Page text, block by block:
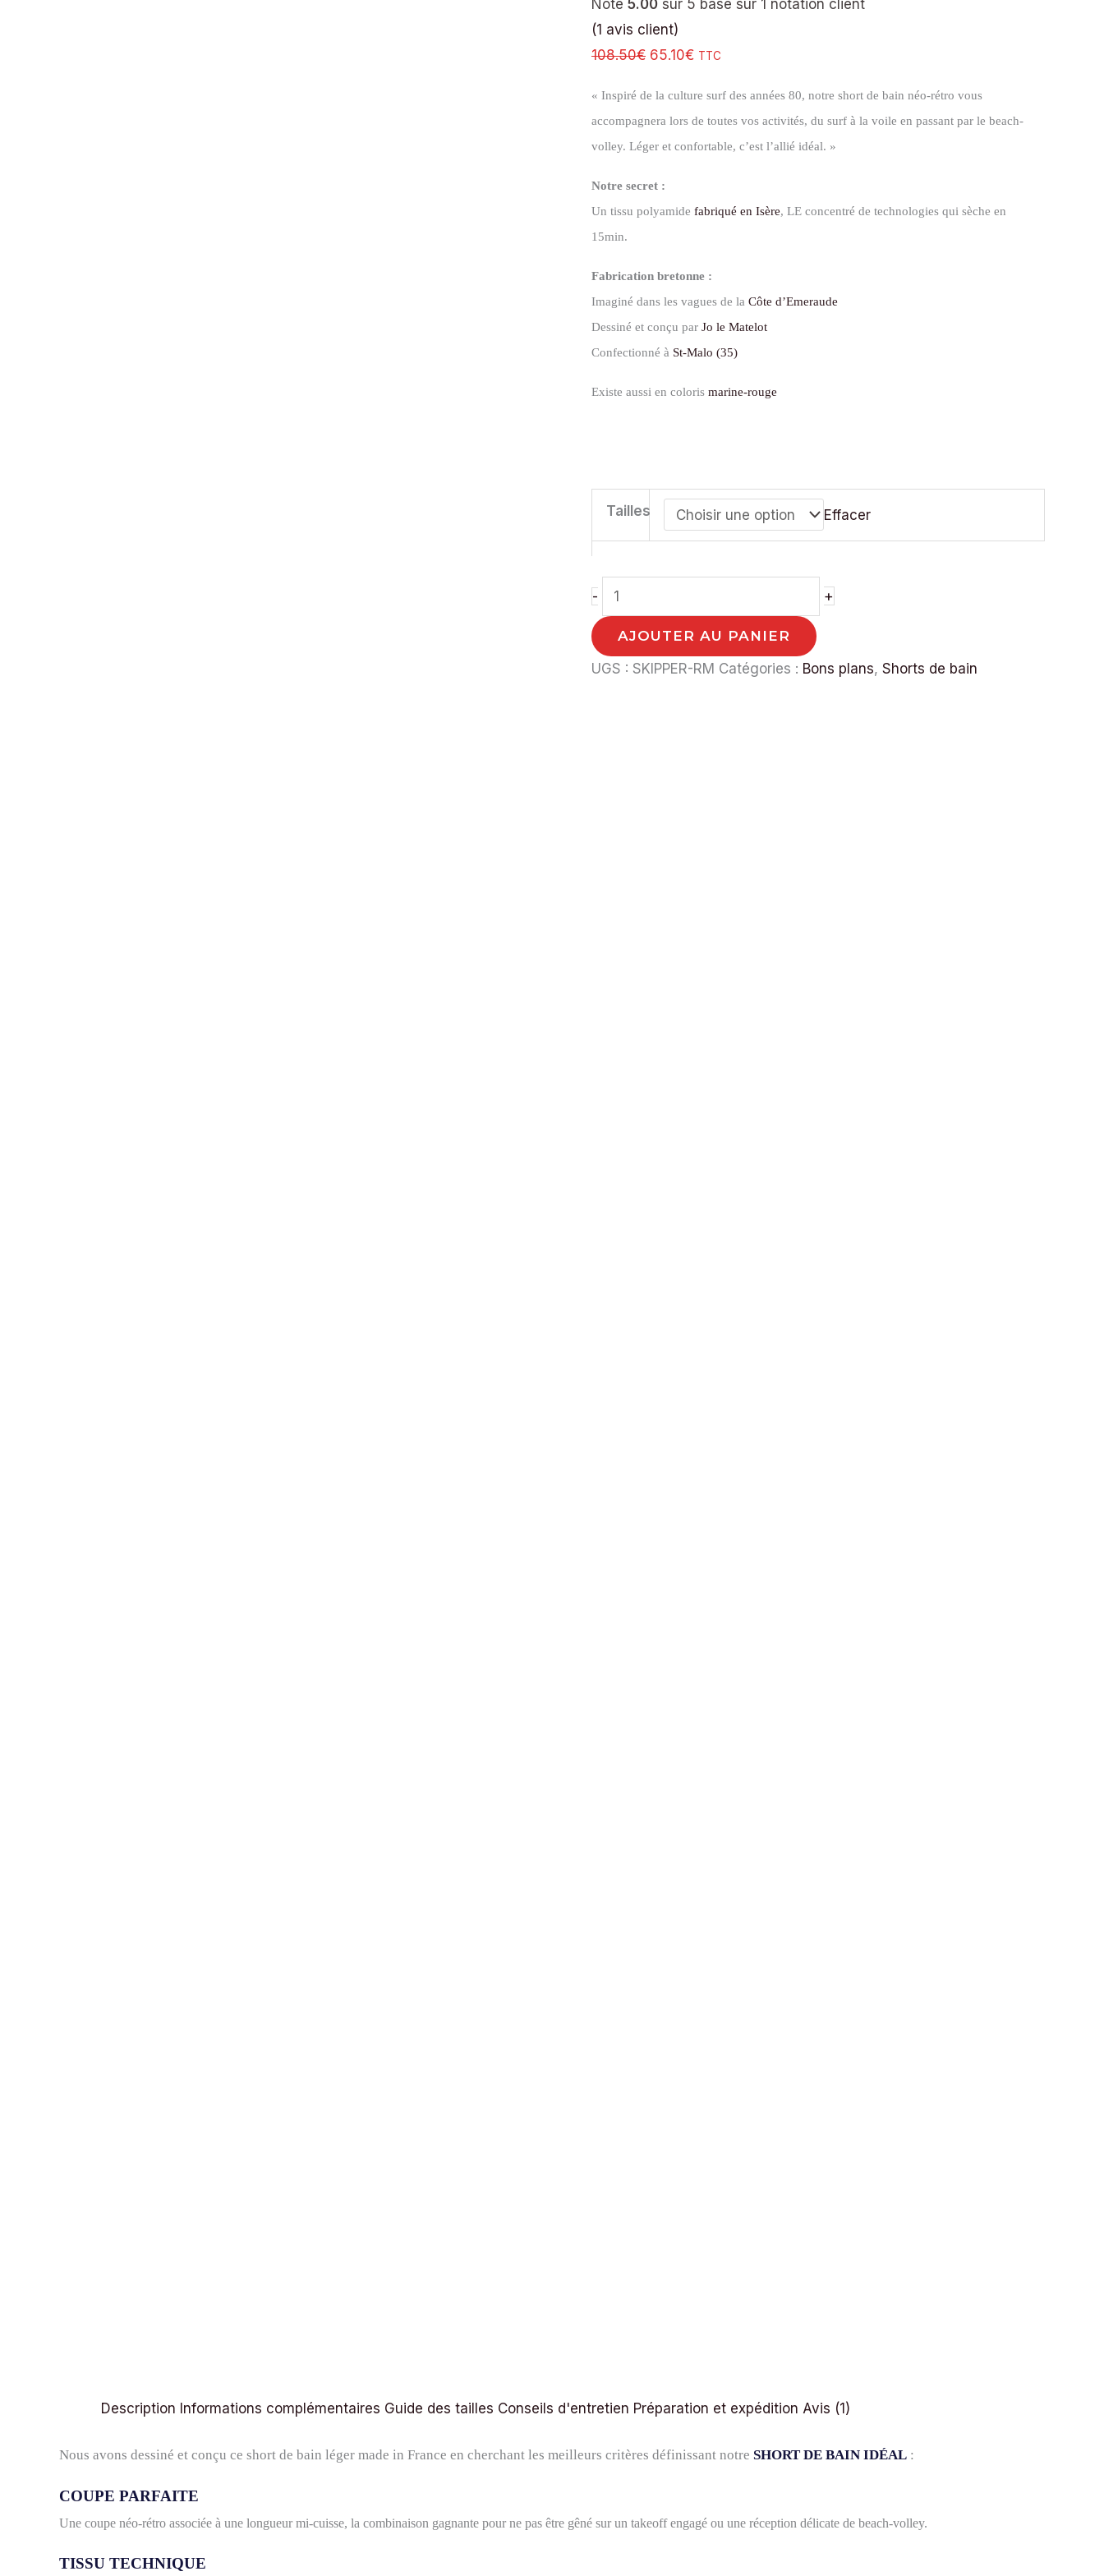
Noté 5.00 sur 5 basé sur 1 notation client
(1 avis client)
108.50€ 65.10€ TTC
« Inspiré de la culture surf des années 80, notre short de bain néo-rétro vous
accompagnera lors de toutes vos activités, du surf à la voile en passant par le beach-
volley. Léger et confortable, c’est l’allié idéal. »
Notre secret :
Un tissu polyamide fabriqué en Isère, LE concentré de technologies qui sèche en
15min.
Fabrication bretonne :
Imaginé dans les vagues de la Côte d’Emeraude
Dessiné et conçu par Jo le Matelot
Confectionné à St-Malo (35)
Existe aussi en coloris marine-rouge
Tailles Effacer
- +
AJOUTER AU PANIER
UGS : SKIPPER-RM Catégories : Bons plans, Shorts de bain
Description Informations complémentaires Guide des tailles Conseils d'entretien Préparation et expédition Avis (1)
Nous avons dessiné et conçu ce short de bain léger made in France en cherchant les meilleurs critères définissant notre SHORT DE BAIN IDÉAL :
COUPE PARFAITE
Une coupe néo-rétro associée à une longueur mi-cuisse, la combinaison gagnante pour ne pas être gêné sur un takeoff engagé ou une réception délicate de beach-volley.
TISSU TECHNIQUE